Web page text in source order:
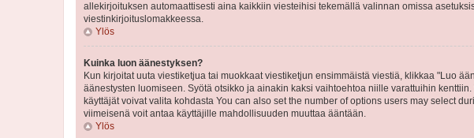
allekirjoituksen automaattisesti aina kaikkiin viesteihisi tekemällä valinnan omissa
viestinkirjoituslomakkeessa.
Ylös
Kuinka luon äänestyksen?
Kun kirjoitat uuta viestiketjua tai muokkaat viestiketjun ensimmäistä viestiä, klikkaa "Luo
äänestysten luomiseen. Syötä otsikko ja ainakin kaksi vaihtoehtoa niille varattuihin
käyttäjät voivat valita kohdasta You can also set the number of options users may select
viimeisenä voit antaa käyttäjille mahdollisuuden muuttaa ääntään.
Ylös